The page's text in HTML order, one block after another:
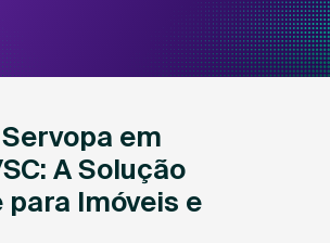
em
A Solução
Imóveis e